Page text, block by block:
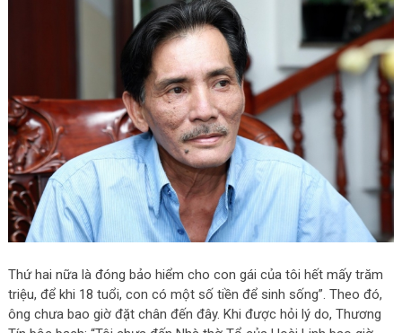
Thứ hai nữa là đóng bảo hiểm cho con gái của tôi hết mấy trăm
triệu, để khi 18 tuổi, con có một số tiền để sinh sống”. Theo đó,
ông chưa bao giờ đặt chân đến đây. Khi được hỏi lý do, Thương